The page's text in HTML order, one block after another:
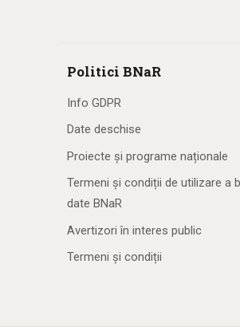
Politici BNaR
Info GDPR
Date deschise
Proiecte și programe naționale
Termeni și condiții de utilizare a
date BNaR
Avertizori în interes public
Termeni și condiții